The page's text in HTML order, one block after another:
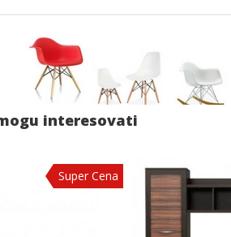
interesovati
Super Cena